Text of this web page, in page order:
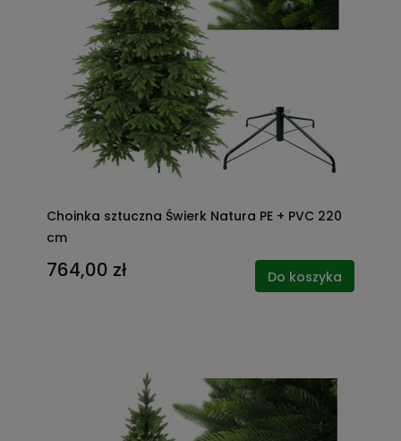
Choinka sztuczna Świerk Natura PE + PVC 220
cm
764,00 zł Do koszyka